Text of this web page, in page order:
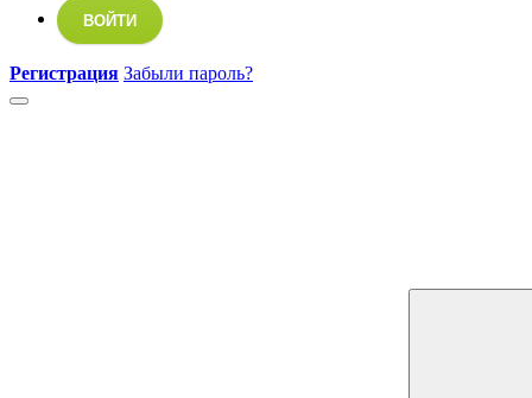
ВОЙТИ
Регистрация Забыли пароль?